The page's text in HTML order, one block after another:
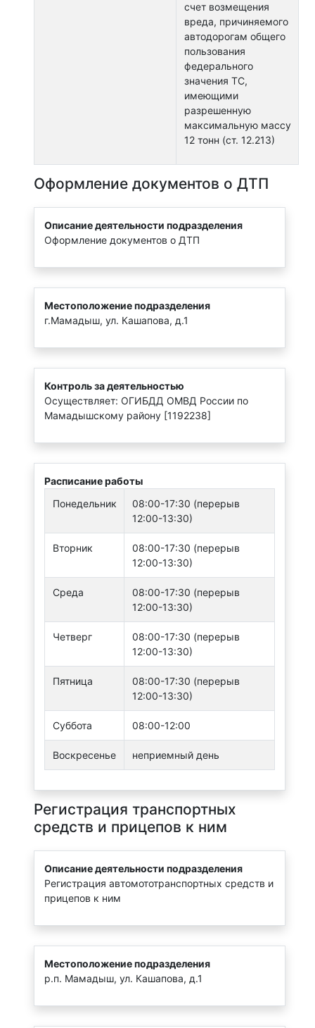
счет возмещения
вреда, причиняемого
автодорогам общего
пользования
федерального
значения ТС,
имеющими
разрешенную
максимальную массу
12 тонн (ст. 12.213)
Оформление документов о ДТП
Описание деятельности подразделения
Оформление документов о ДТП
Местоположение подразделения
г.Мамадыш, ул. Кашапова, д.1
Контроль за деятельностью
Осуществляет: ОГИБДД ОМВД России по
Мамадышскому району [1192238]
Расписание работы
Понедельник
08:00-17:30 (перерыв
12:00-13:30)
Вторник
08:00-17:30 (перерыв
12:00-13:30)
Среда
08:00-17:30 (перерыв
12:00-13:30)
Четверг
08:00-17:30 (перерыв
12:00-13:30)
Пятница
08:00-17:30 (перерыв
12:00-13:30)
Суббота 08:00-12:00
Воскресенье неприемный день
Регистрация транспортных
средств и прицепов к ним
Описание деятельности подразделения
Регистрация автомототранспортных средств и
прицепов к ним
Местоположение подразделения
р.п. Мамадыш, ул. Кашапова, д.1